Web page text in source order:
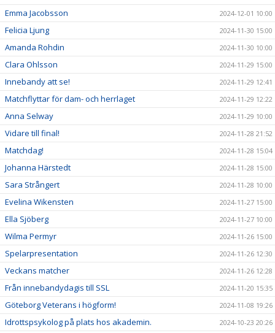
Emma Jacobsson 2024-12-01 10:00
Felicia Ljung 2024-11-30 15:00
Amanda Rohdin 2024-11-30 10:00
Clara Ohlsson 2024-11-29 15:00
Innebandy att se! 2024-11-29 12:41
Matchflyttar för dam- och herrlaget 2024-11-29 12:22
Anna Selway 2024-11-29 10:00
Vidare till final! 2024-11-28 21:52
Matchdag! 2024-11-28 15:04
Johanna Härstedt 2024-11-28 15:00
Sara Strångert 2024-11-28 10:00
Evelina Wikensten 2024-11-27 15:00
Ella Sjöberg 2024-11-27 10:00
Wilma Permyr 2024-11-26 15:00
Spelarpresentation 2024-11-26 12:30
Veckans matcher 2024-11-26 12:28
Från innebandydagis till SSL 2024-11-20 15:35
Göteborg Veterans i högform! 2024-11-08 19:26
Idrottspsykolog på plats hos akademin. 2024-10-23 20:26